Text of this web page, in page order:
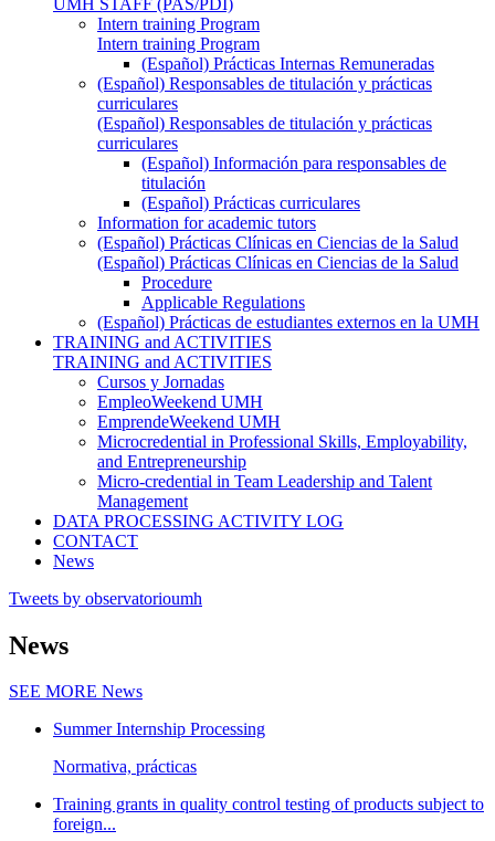
Intern training Program
Intern training Program
(Español) Prácticas Internas Remuneradas
(Español) Responsables de titulación y prácticas
curriculares
(Español) Responsables de titulación y prácticas
curriculares
(Español) Información para responsables de
titulación
(Español) Prácticas curriculares
Information for academic tutors
(Español) Prácticas Clínicas en Ciencias de la Salud
(Español) Prácticas Clínicas en Ciencias de la Salud
Procedure
Applicable Regulations
(Español) Prácticas de estudiantes externos en la UMH
TRAINING and ACTIVITIES
TRAINING and ACTIVITIES
Cursos y Jornadas
EmpleoWeekend UMH
EmprendeWeekend UMH
Microcredential in Professional Skills, Employability,
and Entrepreneurship
Micro-credential in Team Leadership and Talent
Management
DATA PROCESSING ACTIVITY LOG
CONTACT
News
Tweets by observatorioumh
News
SEE MORE News
Summer Internship Processing
Normativa, prácticas
Training grants in quality control testing of products subject to
foreign...